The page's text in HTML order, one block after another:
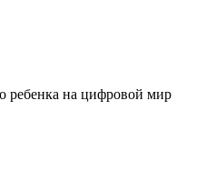
ребенка на цифровой мир